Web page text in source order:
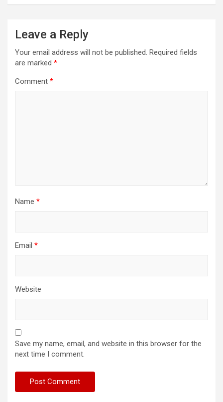
Leave a Reply
Your email address will not be published. Required fields
are marked *
Comment *
Name *
Email *
Website
Save my name, email, and website in this browser for the
next time I comment.